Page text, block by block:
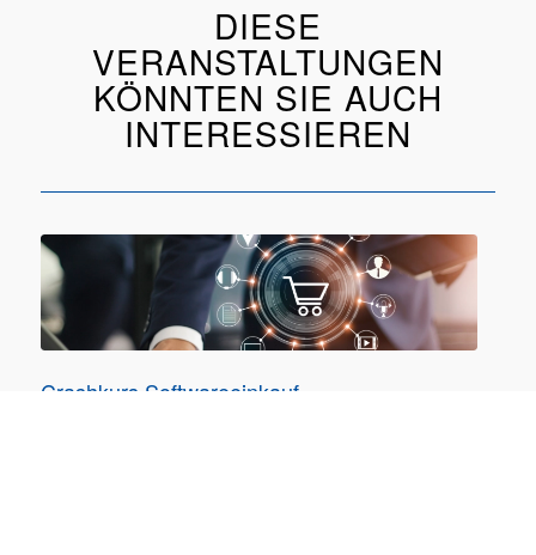
DIESE
VERANSTALTUNGEN
KÖNNTEN SIE AUCH
INTERESSIEREN
Crashkurs Softwareeinkauf